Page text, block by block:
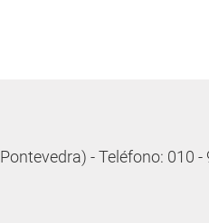
- Teléfono: 010